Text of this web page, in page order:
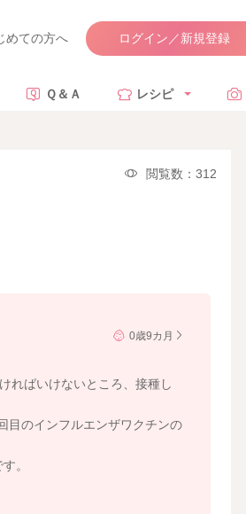
めての方へ ログイン／新規登録
Ｑ＆Ａ レシピ
閲覧数：312
0歳9カ月
ればいけないところ、接種し
目のインフルエンザワクチンの
。